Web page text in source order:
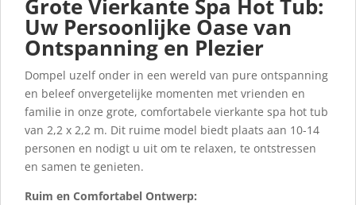
Grote Vierkante Spa Hot Tub:
Uw Persoonlijke Oase van
Ontspanning en Plezier
Dompel uzelf onder in een wereld van pure ontspanning
en beleef onvergetelijke momenten met vrienden en
familie in onze grote, comfortabele vierkante spa hot tub
van 2,2 x 2,2 m. Dit ruime model biedt plaats aan 10-14
personen en nodigt u uit om te relaxen, te ontstressen
en samen te genieten.
Ruim en Comfortabel Ontwerp: